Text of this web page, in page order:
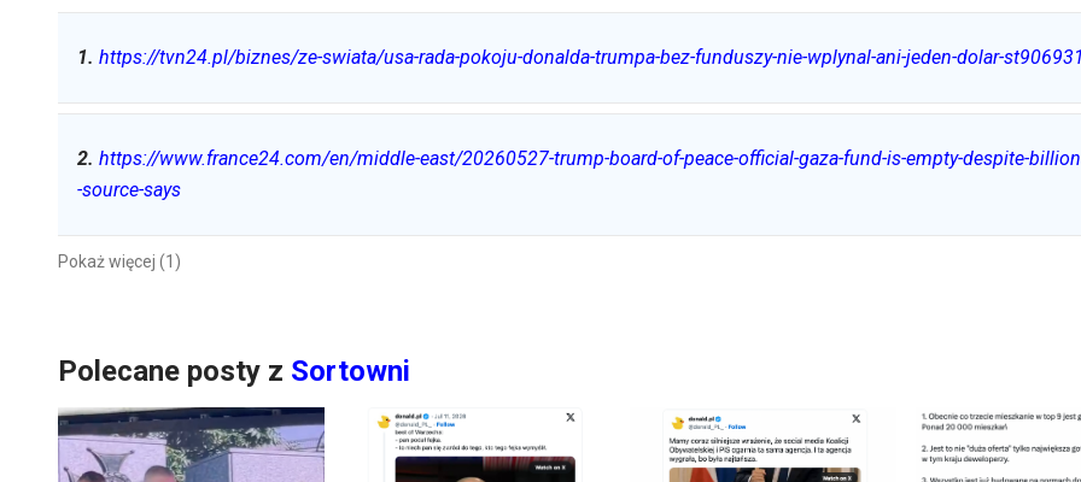
1. https://tvn24.pl/biznes/ze-swiata/usa-rada-pokoju-donalda-trumpa-bez-funduszy-nie-wplynal-ani-jeden-dolar-
2. https://www.france24.com/en/middle-east/20260527-trump-board-of-peace-official-gaza-fund-is-empty-despite-
-source-says
Pokaż więcej (1)
Polecane posty z Sortowni